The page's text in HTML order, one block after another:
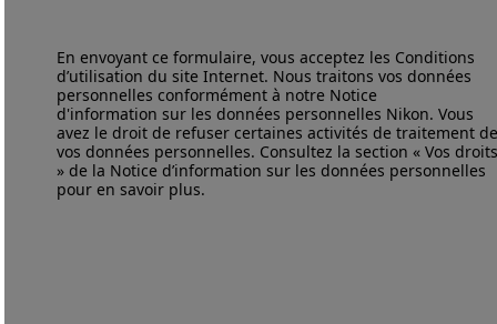
En envoyant ce formulaire, vous acceptez les Conditions
d’utilisation du site Internet. Nous traitons vos données
personnelles conformément à notre Notice
d'information sur les données personnelles Nikon. Vous
avez le droit de refuser certaines activités de traitement
vos données personnelles. Consultez la section « Vos
» de la Notice d’information sur les données personnelles
pour en savoir plus.